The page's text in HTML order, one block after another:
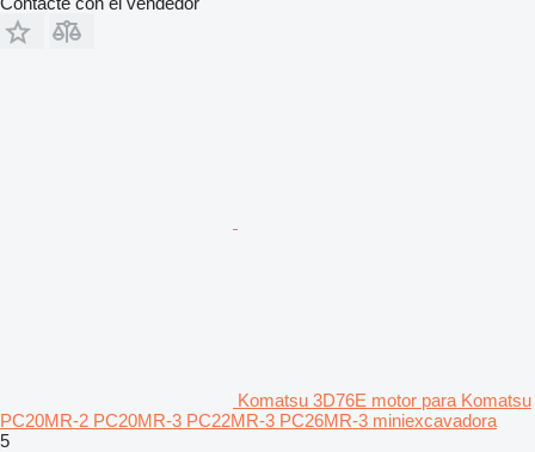
Komatsu 3D76E motor para Komatsu
PC20MR‑2 PC20MR‑3 PC22MR‑3 PC26MR‑3 miniexcavadora
5